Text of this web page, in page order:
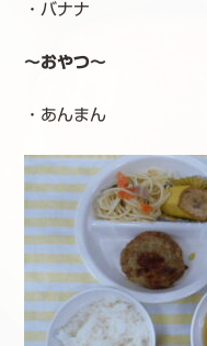
・バナナ
～おやつ～
・あんまん